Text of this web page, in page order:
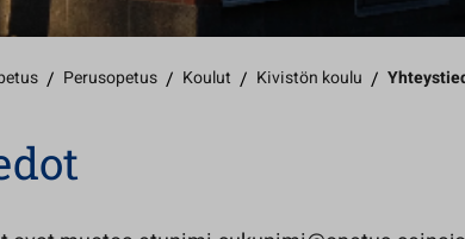
/ Perusopetus / Koulut / Kivistön koulu /